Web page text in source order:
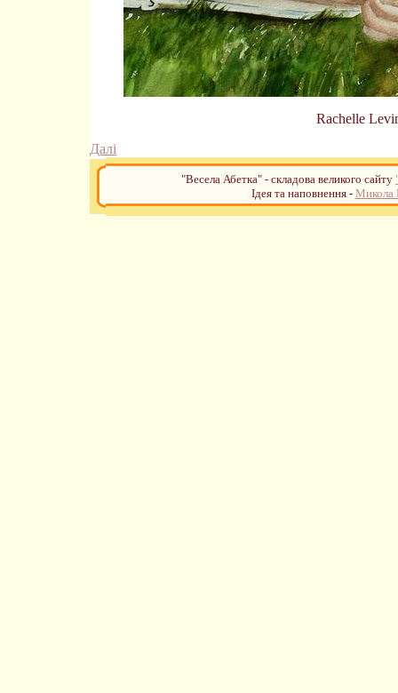
Rachelle
Далі
"Весела Абетка" - складова великого сайту
Ідея та наповнення -